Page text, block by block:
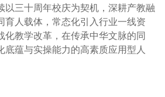
以三十周年校庆为契机，深耕产教融
育人载体，常态化引入行业一线资
化教学改革，在传承中华文脉的同
底蕴与实操能力的高素质应用型人